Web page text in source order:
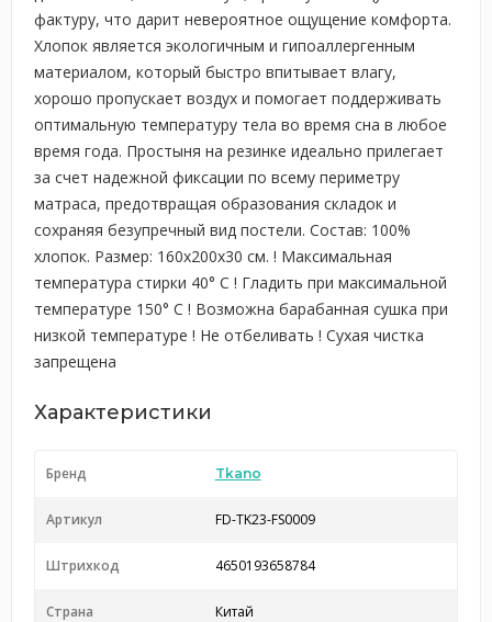
фактуру, что дарит невероятное ощущение комфорта.
Хлопок является экологичным и гипоаллергенным
материалом, который быстро впитывает влагу,
хорошо пропускает воздух и помогает поддерживать
оптимальную температуру тела во время сна в любое
время года. Простыня на резинке идеально прилегает
за счет надежной фиксации по всему периметру
матраса, предотвращая образования складок и
сохраняя безупречный вид постели. Состав: 100%
хлопок. Размер: 160х200х30 см. ! Максимальная
температура стирки 40° C ! Гладить при максимальной
температуре 150° C ! Возможна барабанная сушка при
низкой температуре ! Не отбеливать ! Сухая чистка
запрещена
Характеристики
Бренд Tkano
Артикул FD-TK23-FS0009
Штрихкод 4650193658784
Страна
Китай